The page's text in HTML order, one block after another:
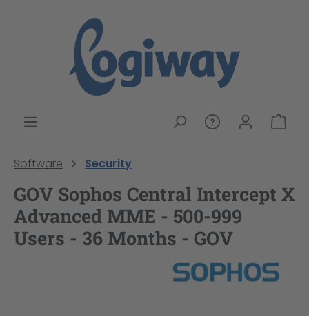
Software Security
GOV Sophos Central Intercept X
Advanced MME - 500-999
Users - 36 Months - GOV